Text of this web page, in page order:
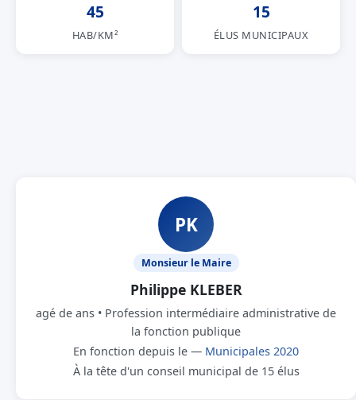
45
HAB/KM²
15
ÉLUS MUNICIPAUX
PK
Monsieur le Maire
Philippe KLEBER
agé de ans • Profession intermédiaire administrative de
la fonction publique
En fonction depuis le — Municipales 2020
À la tête d'un conseil municipal de 15 élus